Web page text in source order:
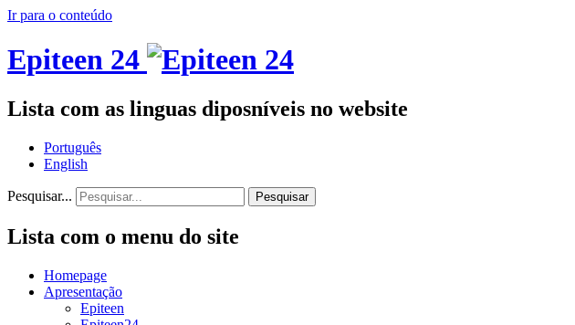
Ir para o conteúdo
Epiteen 24
Lista com as linguas diposníveis no website
Português
English
Pesquisar... Pesquisar
Lista com o menu do site
Homepage
Apresentação
Epiteen